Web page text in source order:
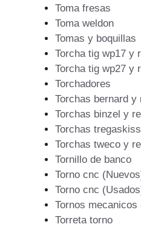
Toma fresas
Toma weldon
Tomas y boquillas
Torcha tig wp17 y
Torcha tig wp27 y
Torchadores
Torchas bernard y
Torchas binzel y
Torchas
Torchas tweco y
Tornillo de banco
Torno cnc
Torno cnc
Tornos mecanicos
Torreta torno